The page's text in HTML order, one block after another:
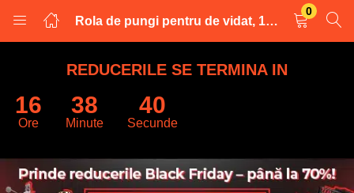
Rola de pungi pentru de vidat, 17,5 x 500 cm
0
LOGARE
INREGISTRARE
Introduceti numele de utilizator și parola pentru a va autentifica.
REDUCERILE SE TERMINA IN
16
Ore
38
Minute
39
Secunde